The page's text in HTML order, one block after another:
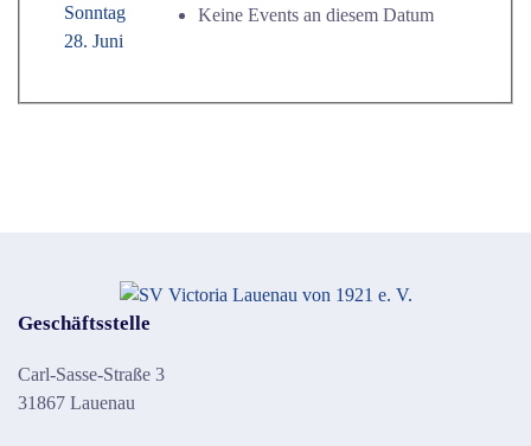
Sonntag
28. Juni
Keine Events an diesem Datum
Geschäftsstelle
Carl-Sasse-Straße 3
31867 Lauenau